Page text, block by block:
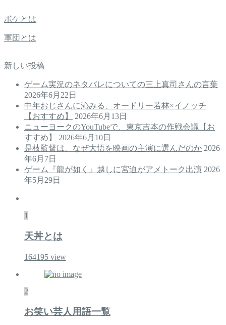
ボケとは
軍団とは
新しい投稿
ゲーム実況のネタバレについての三上真司さんの言葉
2026年6月22日
中年おじさんに沁みる、オードリー若林×イノッチ
【おすすめ】
2026年6月13日
ニューヨークのYouTubeで、東京吉本の作戦会議【お
すすめ】
2026年6月10日
是枝監督は、なぜ大悟を映画の主演に選んだのか 2026
年6月7日
ゲーム『龍が如く』越しに宮迫がアメトーク出演 2026
年5月29日
1
天丼とは
164195 view
2
お笑い芸人用語一覧